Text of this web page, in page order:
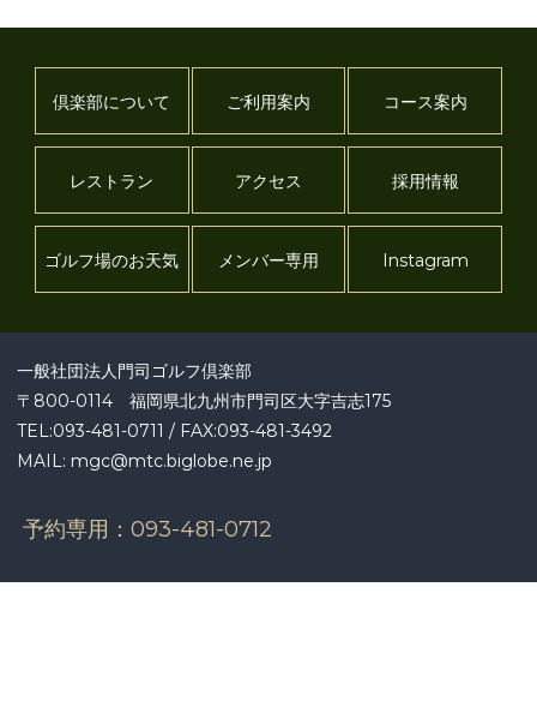
稿
ナ
ビ
ー
シ
ョ
ン
倶楽部について ご利用案内 コース案内
レストラン アクセス 採用情報
ゴルフ場のお天気 メンバー専用 Instagram
一般社団法人門司ゴルフ倶楽部
〒800-0114 福岡県北九州市門司区大字吉志175
TEL:093-481-0711 / FAX:093-481-3492
MAIL: mgc@mtc.biglobe.ne.jp
予約専用： 093-481-0712